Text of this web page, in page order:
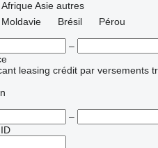
Afrique Asie autres
Moldavie Brésil
Pérou
–
leasing crédit par versements
–